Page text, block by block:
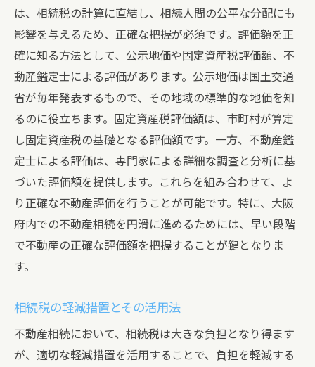
は、相続税の計算に直結し、相続人間の公平な分配にも
影響を与えるため、正確な把握が必須です。評価額を正
確に知る方法として、公示地価や固定資産税評価額、不
動産鑑定士による評価があります。公示地価は国土交通
省が毎年発表するもので、その地域の標準的な地価を知
るのに役立ちます。固定資産税評価額は、市町村が算定
し固定資産税の基礎となる評価額です。一方、不動産鑑
定士による評価は、専門家による詳細な調査と分析に基
づいた評価額を提供します。これらを組み合わせて、よ
り正確な不動産評価を行うことが可能です。特に、大阪
府内での不動産相続を円滑に進めるためには、早い段階
で不動産の正確な評価額を把握することが鍵となりま
す。
相続税の軽減措置とその活用法
不動産相続において、相続税は大きな負担となり得ます
が、適切な軽減措置を活用することで、負担を軽減する